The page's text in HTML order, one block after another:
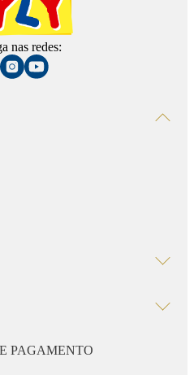
nas redes:
PAGAMENTO